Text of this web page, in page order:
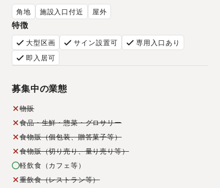
角地 施設入口付近 屋外
特徴
大型区画 サイン設置可
専用入口あり
即入居可
募集中の業態
物販
食品・生鮮・惣菜・グロサリー
食物販（個包装、贈答菓子等）
食物販（切り売り、量り売り等）
軽飲食（カフェ等）
重飲食（レストラン等）